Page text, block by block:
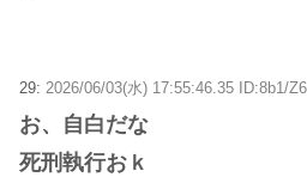
29: 2026/06/03(水) 17:55:46.35 ID:8b1/
お、自白だな
死刑執行おｋ